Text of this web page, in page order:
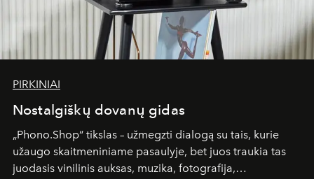
PIRKINIAI
Nostalgiškų dovanų gidas
„Phono.Shop“ tikslas – užmegzti dialogą su tais, kurie
užaugo skaitmeniniame pasaulyje, bet juos traukia tas
juodasis vinilinis auksas, muzika, fotografija,